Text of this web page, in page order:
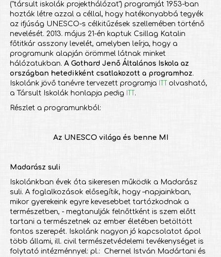
("társult iskolák projekthálózat") programját 1953-ban
hozták létre azzal a céllal, hogy hatékonyabbá tegyék
az ifjúság UNESCO-s célkitűzések szellemében történő
nevelését. 2013. május 21-én kaptuk Csillag Katalin
főtitkár asszony levelét, amelyben leírja, hogy a
programunk alapján örömmel látnak minket
hálózatukban. A Gothard Jenő Általános Iskola az
országban hetedikként csatlakozott a programhoz.
Iskolánk jövő tanévre tervezett programja ITT olvasható,
a Társult Iskolák honlapja pedig ITT.
Részlet a programunkból:
Az UNESCO világa és benne MI
Madarász suli
Iskolánkban évek óta sikeresen működik a Madarász
suli. A foglalkozások elősegítik, hogy –napjainkban,
mikor gyerekeink egyre kevesebbet tartózkodnak a
természetben, - megtanulják felnőttként is szem előtt
tartani a természetnek az ember életében betöltött
fontos szerepét. Iskolánk nagyon jó kapcsolatot ápol
több állami, ill. civil természetvédelemi tevékenységet is
folytató intézménnyel: pl.: Chernel István Madártani és